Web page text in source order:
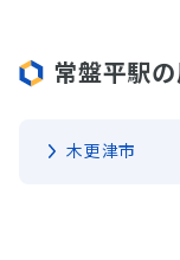
常盤平駅
木更津市